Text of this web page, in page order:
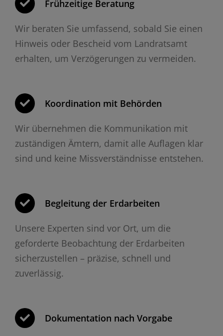
Frühzeitige Beratung
Wir beraten Sie umfassend, sobald Sie einen
Hinweis oder Bescheid vom Landratsamt
erhalten, um Verzögerungen zu vermeiden.
Koordination mit Behörden
Wir übernehmen die Kommunikation mit
zuständigen Ämtern, damit alle Auflagen klar
sind und keine Missverständnisse entstehen.
Begleitung der Erdarbeiten
Unsere Experten sind vor Ort, um die
geforderte Beobachtung der Erdarbeiten
sicherzustellen – präzise, schnell und
zuverlässig.
Dokumentation nach Vorgabe